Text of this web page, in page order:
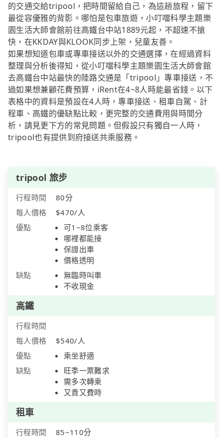
的交通交給tripool，把時間留給自己，為這趟旅程，留下
最從容優雅的背影。哪怕是包車旅遊，小叮噹科學主題樂
園生活大師會館前往高鐵台中站1889元起，不超速不搶
快，在KKDAY與KLOOK同步上架，兒童友善。
如果想知道包車或專車接送以外的交通選擇，在經過資料
整理與分析後得知，從小叮噹科學主題樂園生活大師會館
去高鐵台中站最快的陸路交通是「tripool」專車接送，不
過如果想兼顧花費預算，iRent在4~8人時能最省錢。以下
表格中的資料是預設在4人時，專車接送、租車自駕、計
程車、高鐵的優缺點比較，更完整的交通費用與時間分
析，請見更下方的常見問題。但假設只有獨自一人時，
tripool也有提供到府接送共乘服務。
tripool 旅步
行程時間
80分
每人價格
$470/人
優點
可1~8位乘客
哪裡都能接
保證出車
價格透明
缺點
無臨時叫車
不收現金
高鐵
行程時間
每人價格
$540/人
優點
乘坐舒適
缺點
旺季一票難求
需多次轉乘
又貴又費時
租車
行程時間
85~110分